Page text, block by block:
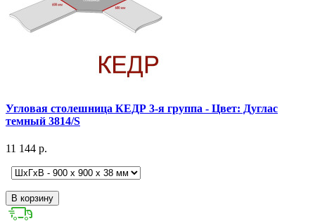
Угловая столешница КЕДР 3-я группа - Цвет: Дуглас
темный 3814/S
11 144 р.
В корзину